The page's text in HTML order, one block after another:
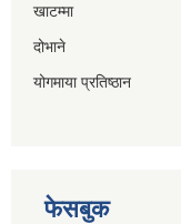
खाटम्मा
दोभाने
योगमाया प्रतिष्ठान
फेसबुक